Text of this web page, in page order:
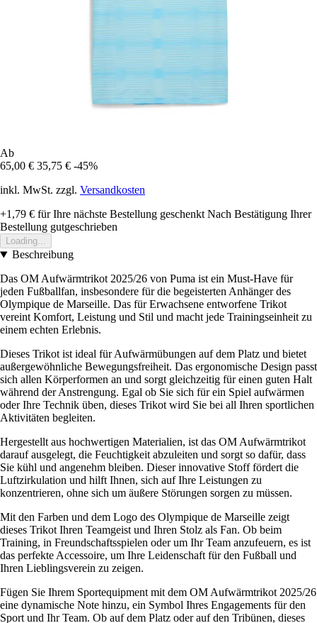
Ab
65,00 € 35,75 € -45%
inkl. MwSt. zzgl. Versandkosten
+1,79 € für Ihre nächste Bestellung geschenkt Nach Bestätigung Ihrer
Bestellung gutgeschrieben
Loading...
Beschreibung
Das OM Aufwärmtrikot 2025/26 von Puma ist ein Must-Have für
jeden Fußballfan, insbesondere für die begeisterten Anhänger des
Olympique de Marseille. Das für Erwachsene entworfene Trikot
vereint Komfort, Leistung und Stil und macht jede Trainingseinheit zu
einem echten Erlebnis.
Dieses Trikot ist ideal für Aufwärmübungen auf dem Platz und bietet
außergewöhnliche Bewegungsfreiheit. Das ergonomische Design passt
sich allen Körperformen an und sorgt gleichzeitig für einen guten Halt
während der Anstrengung. Egal ob Sie sich für ein Spiel aufwärmen
oder Ihre Technik üben, dieses Trikot wird Sie bei all Ihren sportlichen
Aktivitäten begleiten.
Hergestellt aus hochwertigen Materialien, ist das OM Aufwärmtrikot
darauf ausgelegt, die Feuchtigkeit abzuleiten und sorgt so dafür, dass
Sie kühl und angenehm bleiben. Dieser innovative Stoff fördert die
Luftzirkulation und hilft Ihnen, sich auf Ihre Leistungen zu
konzentrieren, ohne sich um äußere Störungen sorgen zu müssen.
Mit den Farben und dem Logo des Olympique de Marseille zeigt
dieses Trikot Ihren Teamgeist und Ihren Stolz als Fan. Ob beim
Training, in Freundschaftsspielen oder um Ihr Team anzufeuern, es ist
das perfekte Accessoire, um Ihre Leidenschaft für den Fußball und
Ihren Lieblingsverein zu zeigen.
Fügen Sie Ihrem Sportequipment mit dem OM Aufwärmtrikot 2025/26
eine dynamische Note hinzu, ein Symbol Ihres Engagements für den
Sport und Ihr Team. Ob auf dem Platz oder auf den Tribünen, dieses